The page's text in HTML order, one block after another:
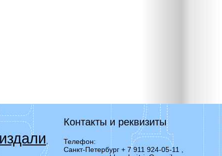
издали
Контакты и реквизиты
Телефон:
Санкт-Петербург + 7 911 924-05-11 ,